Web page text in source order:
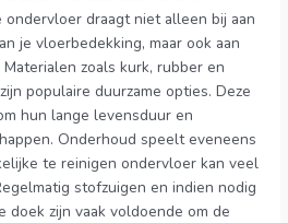
ondervloer draagt niet alleen bij aan
je vloerbedekking, maar ook aan
zoals kurk, rubber en
populaire duurzame opties. Deze
hun lange levensduur en
Onderhoud speelt eveneens
te reinigen ondervloer kan veel
stofzuigen en indien nodig
doek zijn vaak voldoende om de